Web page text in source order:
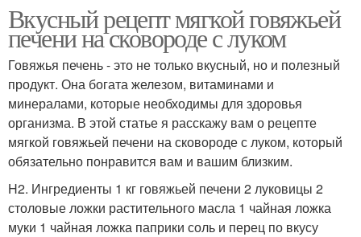
Вкусный рецепт мягкой говяжьей
печени на сковороде с луком
Говяжья печень - это не только вкусный, но и полезный
продукт. Она богата железом, витаминами и
минералами, которые необходимы для здоровья
организма. В этой статье я расскажу вам о рецепте
мягкой говяжьей печени на сковороде с луком, который
обязательно понравится вам и вашим близким.
H2. Ингредиенты 1 кг говяжьей печени 2 луковицы 2
столовые ложки растительного масла 1 чайная ложка
муки 1 чайная ложка паприки соль и перец по вкусу